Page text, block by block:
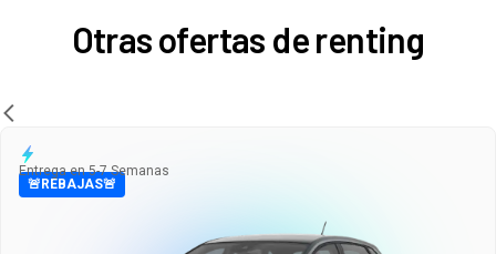
Otras ofertas de renting
Entrega en 5-7 Semanas
🚨REBAJAS🚨